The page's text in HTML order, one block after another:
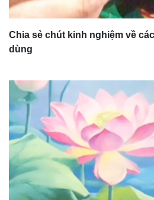
Chia sẻ chút kinh nghiệm về
dùng